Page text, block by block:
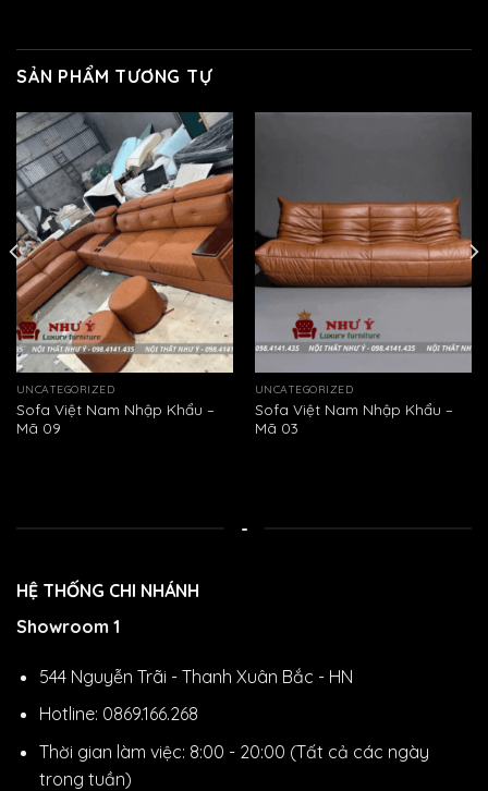
SẢN PHẨM TƯƠNG TỰ
UNCATEGORIZED
Sofa Việt Nam Nhập Khẩu –
Mã 09
UNCATEGORIZED
Sofa Việt Nam Nhập Khẩu –
Mã 03
-
HỆ THỐNG CHI NHÁNH
Showroom 1
544 Nguyễn Trãi - Thanh Xuân Bắc - HN
Hotline: 0869.166.268
Thời gian làm việc: 8:00 - 20:00 (Tất cả các ngày
trong tuần)